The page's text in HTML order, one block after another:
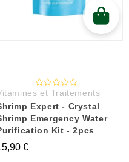
et Traitements
Expert - Crystal
Emergency Water
Kit - 2pcs
€